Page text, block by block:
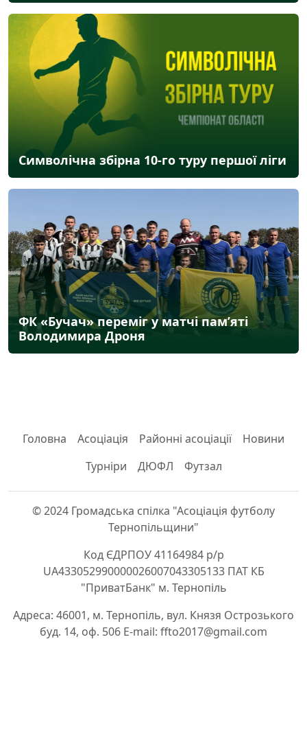
Символічна збірна 10-го туру першої ліги
ФК «Бучач» переміг у матчі пам’яті
Володимира Дроня
Головна Асоціація Районні асоціації
Новини
Турніри
ДЮФЛ Футзал
© 2024 Громадська спілка "Асоціація футболу
Тернопільщини"
Код ЄДРПОУ 41164984 р/р
UA433052990000026007043305133 ПАТ КБ
"ПриватБанк" м. Тернопіль
Адреса: 46001, м. Тернопіль, вул. Князя Острозького
буд. 14, оф. 506 E-mail: ffto2017@gmail.com